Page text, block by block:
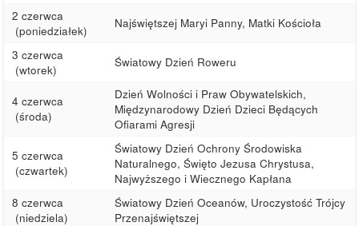
2 czerwca
(poniedziałek)
Najświętszej Maryi Panny, Matki Kościoła
3 czerwca
(wtorek)
Światowy Dzień Roweru
4 czerwca
(środa)
Dzień Wolności i Praw Obywatelskich,
Międzynarodowy Dzień Dzieci Będących
Ofiarami Agresji
5 czerwca
(czwartek)
Światowy Dzień Ochrony Środowiska
Naturalnego, Święto Jezusa Chrystusa,
Najwyższego i Wiecznego Kapłana
8 czerwca
(niedziela)
Światowy Dzień Oceanów, Uroczystość Trójcy
Przenajświętszej